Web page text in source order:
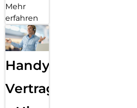
Mehr
erfahren
Handy
Vertragsabwicklung